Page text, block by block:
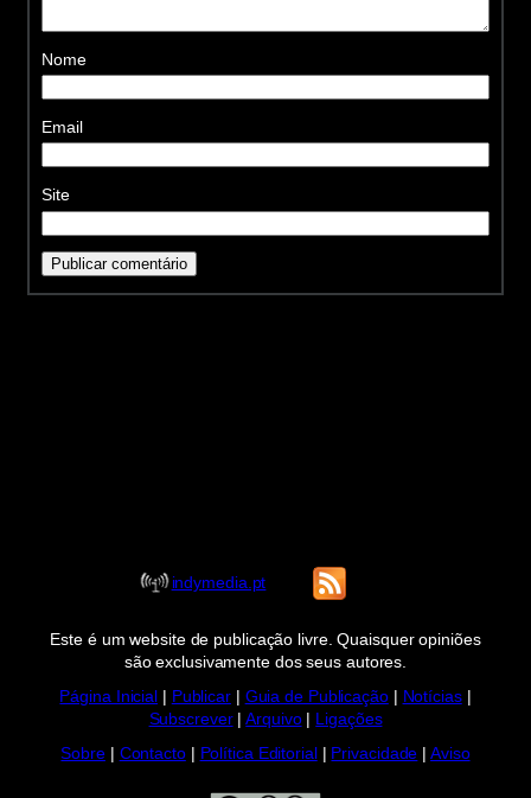
Nome
Email
Site
indymedia.pt
Este é um website de publicação livre. Quaisquer opiniões
são exclusivamente dos seus autores.
Página Inicial | Publicar| Guia de Publicação| Notícias|
Subscrever|Arquivo| Ligações
Sobre| Contacto| Política Editorial| Privacidade |Aviso